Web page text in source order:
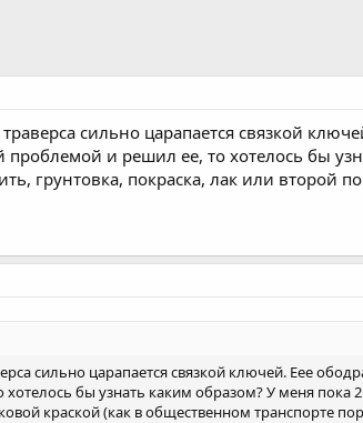
сильно царапается связкой
проблемой и решил ее, то хотелось бы
грунтовка, покраска, лак или второй
сильно царапается связкой ключей. Еее
бы узнать каким образом? У меня пока
краской (как в общественном транспорте